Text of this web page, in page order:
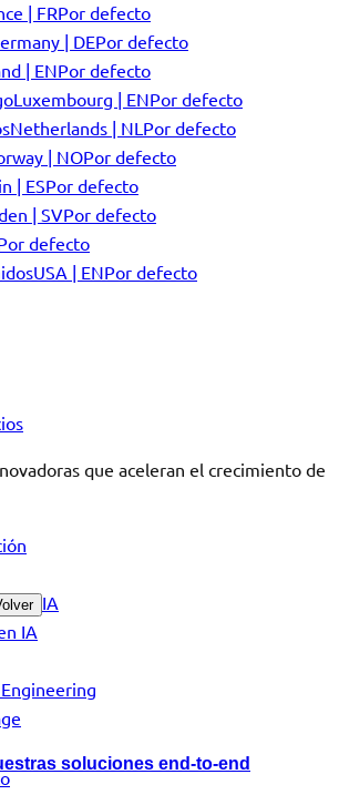
| FRPor defecto
| DEPor defecto
| ENPor defecto
Luxembourg | ENPor defecto
Netherlands | NL Por defecto
| NOPor defecto
| ESPor defecto
| SVPor defecto
defecto
USA | ENPor defecto
que aceleran el crecimiento de
IA
IA
soluciones end-to-end